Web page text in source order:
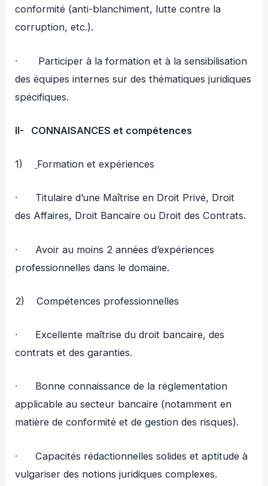
conformité (anti-blanchiment, lutte contre la
corruption, etc.).
· Participer à la formation et à la sensibilisation
des équipes internes sur des thématiques juridiques
spécifiques.
II- CONNAISANCES et compétences
1) Formation et expériences
· Titulaire d’une Maîtrise en Droit Privé, Droit
des Affaires, Droit Bancaire ou Droit des Contrats.
· Avoir au moins 2 années d’expériences
professionnelles dans le domaine.
2) Compétences professionnelles
· Excellente maîtrise du droit bancaire, des
contrats et des garanties.
· Bonne connaissance de la réglementation
applicable au secteur bancaire (notamment en
matière de conformité et de gestion des risques).
· Capacités rédactionnelles solides et aptitude à
vulgariser des notions juridiques complexes.